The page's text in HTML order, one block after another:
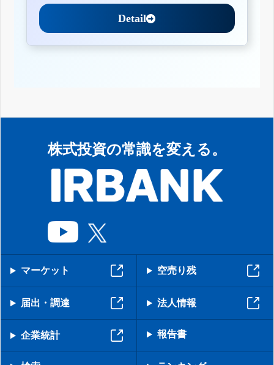
Detail
株式投資の常識を変える。
マーケット 空売り残
届出・調達 法人情報
企業統計 報告書